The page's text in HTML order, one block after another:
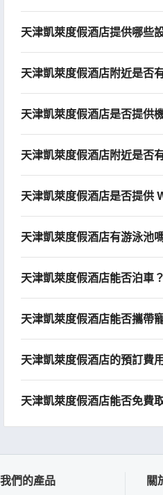
天津凱萊度假酒店提供哪些
天津凱萊度假酒店附近是否
天津凱萊度假酒店是否提供
天津凱萊度假酒店附近是否
天津凱萊度假酒店是否提供
天津凱萊度假酒店有游泳池
天津凱萊度假酒店能否泊車？
天津凱萊度假酒店能否攜帶
天津凱萊度假酒店的預訂費
天津凱萊度假酒店能否免費
我們的產品 關